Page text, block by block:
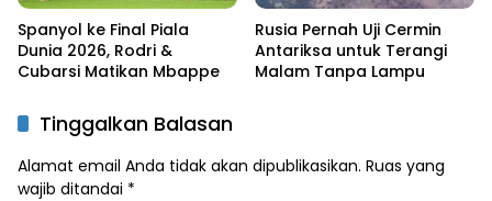
Spanyol ke Final Piala
Dunia 2026, Rodri &
Cubarsi Matikan Mbappe
Rusia Pernah Uji Cermin
Antariksa untuk Terangi
Malam Tanpa Lampu
Tinggalkan Balasan
Alamat email Anda tidak akan dipublikasikan. Ruas yang
wajib ditandai *